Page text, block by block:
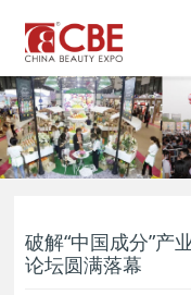
破解“中国成分”产
论坛圆满落幕